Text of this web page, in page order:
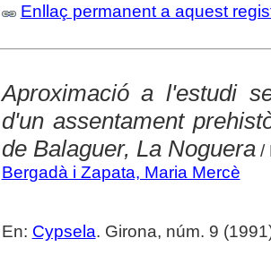
Enllaç permanent a aquest
Aproximació a l'estudi
d'un assentament
de Balaguer, La Noguera/
Bergadà i Zapata, Maria Mercè
En: Cypsela. Girona, núm. 9